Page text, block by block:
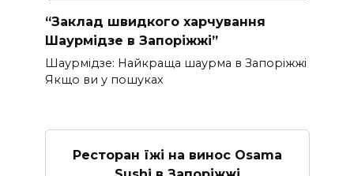
“Заклад швидкого харчування
Шаурмідзе в Запоріжжі”
Шаурмідзе: Найкраща шаурма в Запоріжжі
Якщо ви у пошуках
Ресторан їжі на винос Osama